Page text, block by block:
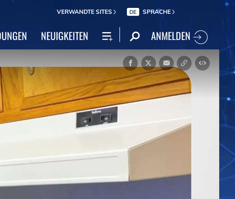
VERWANDTE SITES DE SPRACHE
NEUIGKEITEN ANMELDEN